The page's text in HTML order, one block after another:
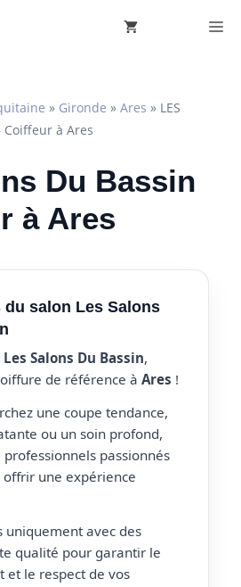
» Gironde » Ares » LES
Coiffeur à Ares
Du Bassin
à Ares
du salon Les Salons
Les Salons Du Bassin,
de référence à Ares !
une coupe tendance,
ou un soin profond,
passionnés
une expérience
uniquement avec des
qualité pour garantir le
et le respect de vos